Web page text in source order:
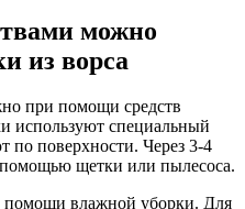
можно
из ворса
при помощи средств
используют специальный
по поверхности. Через 3-4
помощью щетки или пылесоса.
помощи влажной уборки. Для